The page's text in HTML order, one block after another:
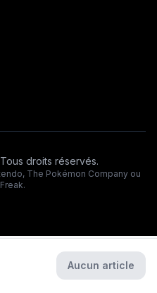
droits réservés.
The Pokémon Company ou
Aucun article